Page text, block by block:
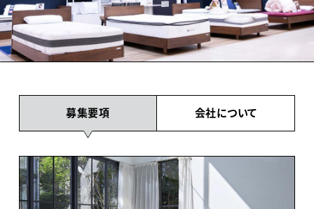
募集要項 会社について